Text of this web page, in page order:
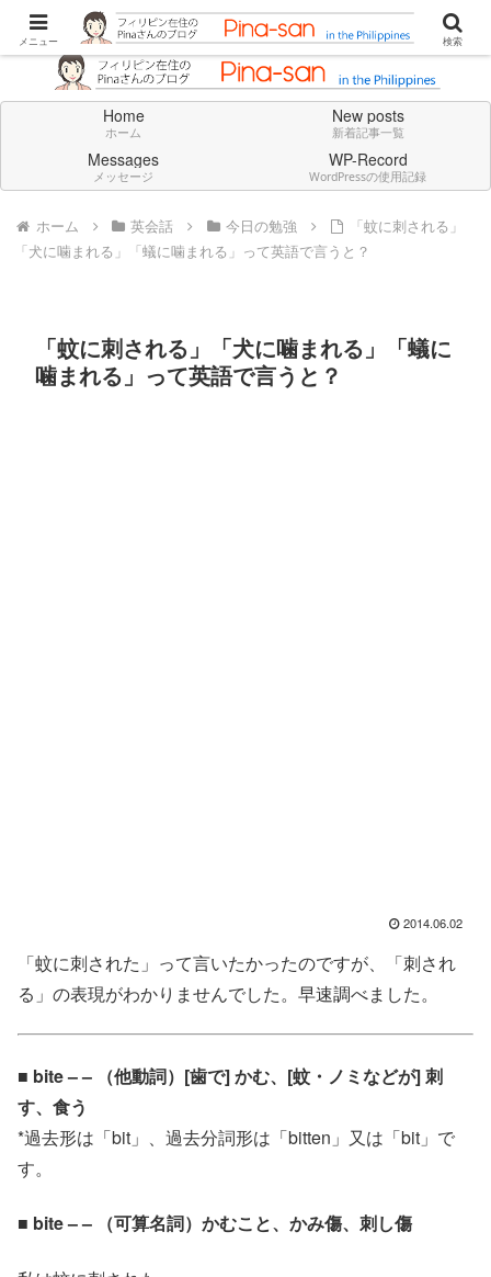
Don't think deeply. Feel always in English.
Home
ホーム
New posts
新着記事一覧
Messages
メッセージ
WP-Record
WordPressの使用記録
ホーム 英会話 今日の勉強
「蚊に刺される」
「犬に噛まれる」「蟻に噛まれる」って英語で言うと？
「蚊に刺される」「犬に噛まれる」「蟻に
噛まれる」って英語で言うと？
2014.06.02
「蚊に刺された」って言いたかったのですが、「刺され
る」の表現がわかりませんでした。早速調べました。
■ bite – – （他動詞）[歯で] かむ、[蚊・ノミなどが] 刺
す、食う
*過去形は「bit」、過去分詞形は「bitten」又は「bit」で
す。
■ bite – – （可算名詞）かむこと、かみ傷、刺し傷
メニュー 検索